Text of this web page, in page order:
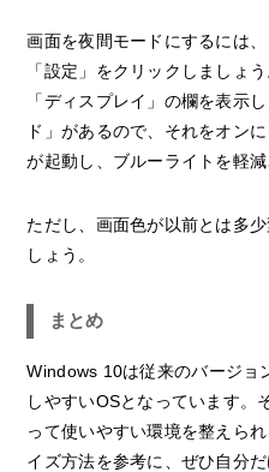
画面を夜間モードにするには
「設定」をクリックしましょ
「ディスプレイ」の欄を表示
ド」があるので、それをオン
が起動し、ブルーライトを軽減
ただし、画面色が以前とは多
しょう。
まとめ
Windows 10は従来のバージョ
しやすいOSとなっています。
って使いやすい環境を整えら
イズ方法を参考に、ぜひ自分